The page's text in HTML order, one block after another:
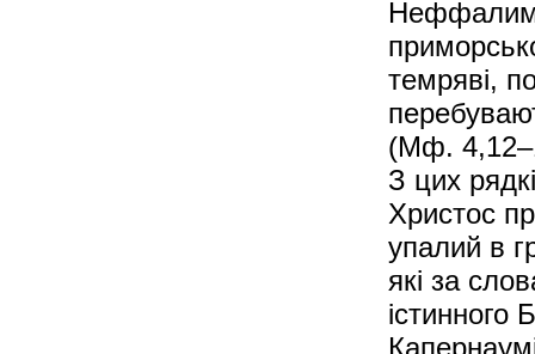
темряві,
(Мф.
З цих
Христос
упалий в
які за
істинного